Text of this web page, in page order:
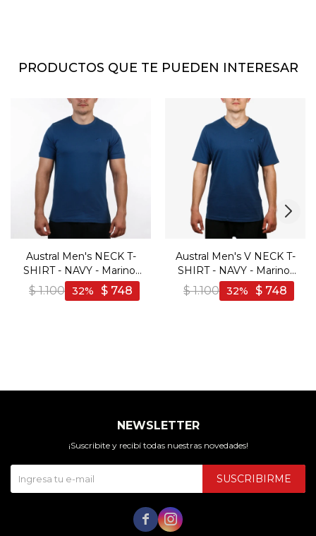
PRODUCTOS QUE TE PUEDEN INTERESAR
Austral Men's NECK T-
SHIRT - NAVY - Marino-
Azul
$ 1.100 $ 748
32
Austral Men's V NECK T-
SHIRT - NAVY - Marino-
Azul
$ 1.100 $ 748
32
NEWSLETTER
¡Suscribite y recibí todas nuestras novedades!
SUSCRIBIRME
 